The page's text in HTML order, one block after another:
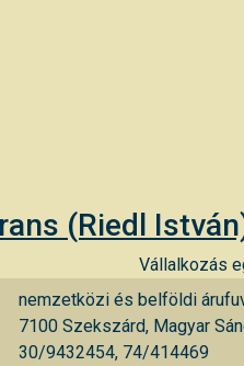
(Riedl
Vállalkozás
nemzetközi és belföldi
7100 Szekszárd, Magyar
30/9432454, 74/414469